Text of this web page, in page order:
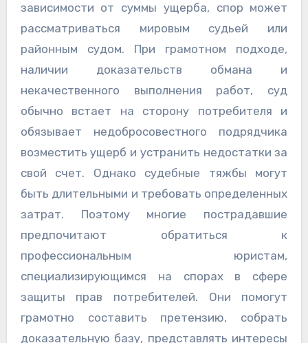
зависимости от суммы ущерба, спор может
рассматриваться мировым судьей или
районным судом. При грамотном подходе,
наличии доказательств обмана и
некачественного выполнения работ, суд
обычно встает на сторону потребителя и
обязывает недобросовестного подрядчика
возместить ущерб и устранить недостатки за
свой счет. Однако судебные тяжбы могут
быть длительными и требовать определенных
затрат. Поэтому многие пострадавшие
предпочитают обратиться к
профессиональным юристам,
специализирующимся на спорах в сфере
защиты прав потребителей. Они помогут
грамотно составить претензию, собрать
доказательную базу, представлять интересы